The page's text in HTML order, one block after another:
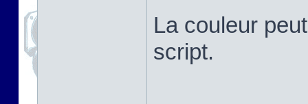
La couleur
script.